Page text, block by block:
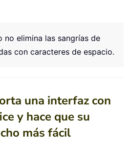
no elimina las sangrías de
con caracteres de espacio.
una interfaz con
y hace que su
más fácil